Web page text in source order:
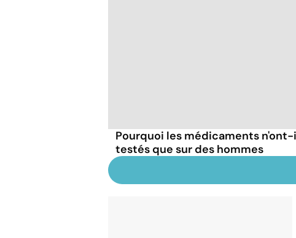
Pourquoi les médicaments
testés que sur des hommes